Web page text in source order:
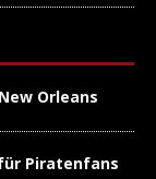
Orleans
Piratenfans